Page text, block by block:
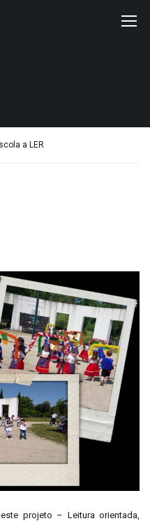
a LER
projeto – Leitura orientada,